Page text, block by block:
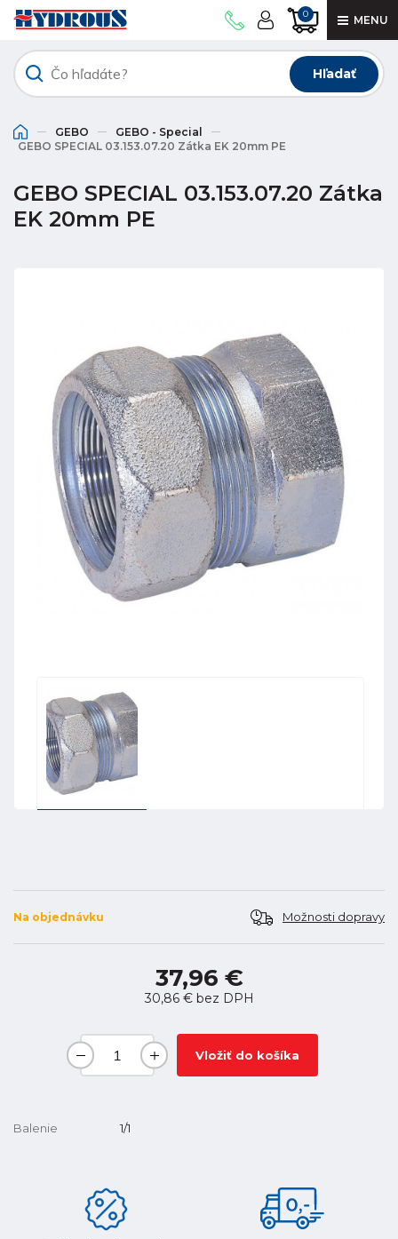
0 MENU
Hľadať
GEBO
GEBO - Special
GEBO SPECIAL 03.153.07.20 Zátka EK 20mm PE
GEBO SPECIAL 03.153.07.20 Zátka
EK 20mm PE
Na objednávku Možnosti dopravy
37,96 €
30,86 €bez DPH
Vložiť do košíka
Balenie 1/1